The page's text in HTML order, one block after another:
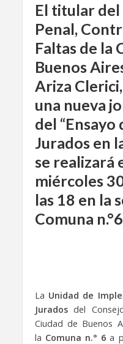
El titular del
Penal,
Faltas de la
Buenos
Ariza Clerici,
una nueva
del “Ensayo
Jurados en
se realizará
miércoles
las 18 en la
Comuna n.°6
La Unidad de
Juradosdel
Ciudad de Buenos
la Comuna n.° 6a